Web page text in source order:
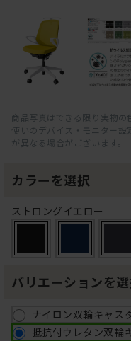
商品写真はできる限り実物
使いのデバイス・モニター
が異なる場合がございます。
カラーを選択
ストロングイエロー
バリエーションを
ナイロン双輪キャス
抵抗付ウレタン双輪